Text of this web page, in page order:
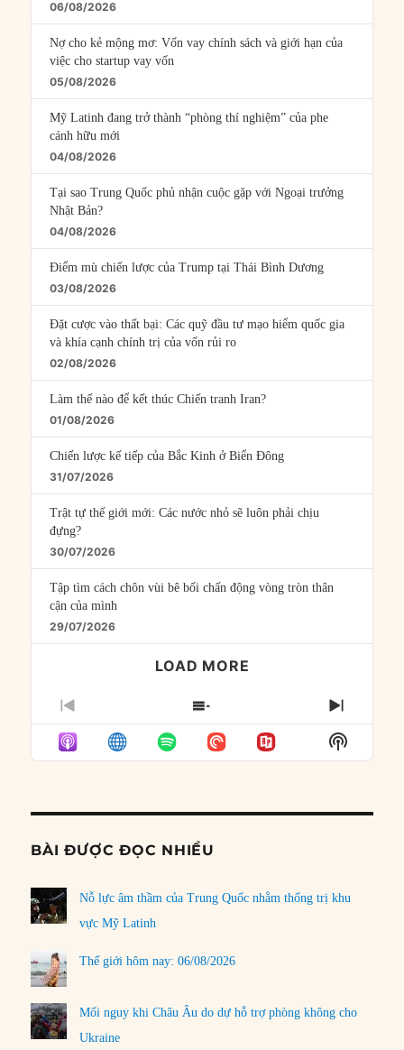
06/08/2026
Nợ cho kẻ mộng mơ: Vốn vay chính sách và giới hạn của
việc cho startup vay vốn
05/08/2026
Mỹ Latinh đang trở thành “phòng thí nghiệm” của phe
cánh hữu mới
04/08/2026
Tại sao Trung Quốc phủ nhận cuộc gặp với Ngoại trưởng
Nhật Bản?
04/08/2026
Điểm mù chiến lược của Trump tại Thái Bình Dương
03/08/2026
Đặt cược vào thất bại: Các quỹ đầu tư mạo hiểm quốc gia
và khía cạnh chính trị của vốn rủi ro
02/08/2026
Làm thế nào để kết thúc Chiến tranh Iran?
01/08/2026
Chiến lược kế tiếp của Bắc Kinh ở Biển Đông
31/07/2026
Trật tự thế giới mới: Các nước nhỏ sẽ luôn phải chịu
đựng?
30/07/2026
Tập tìm cách chôn vùi bê bối chấn động vòng tròn thân
cận của mình
29/07/2026
LOAD MORE
PREVIOUS
EPISODE
SHOW
EPISODES
LIST
NEXT
Show
Podcast
BÀI ĐƯỢC ĐỌC NHIỀU
Nỗ lực âm thầm của Trung Quốc nhằm thống trị khu
vực Mỹ Latinh
Thế giới hôm nay: 06/08/2026
Mối nguy khi Châu Âu do dự hỗ trợ phòng không cho
Ukraine